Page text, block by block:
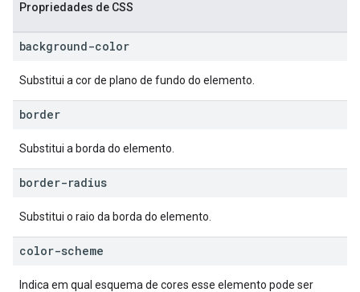
Propriedades de CSS
background-color
Substitui a cor de plano de fundo do elemento.
border
Substitui a borda do elemento.
border-radius
Substitui o raio da borda do elemento.
color-scheme
Indica em qual esquema de cores esse elemento pode ser